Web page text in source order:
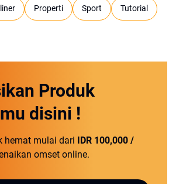
Properti Sport Tutorial
Produk
disini !
hemat mulai dari IDR 100,000 /
omset online.